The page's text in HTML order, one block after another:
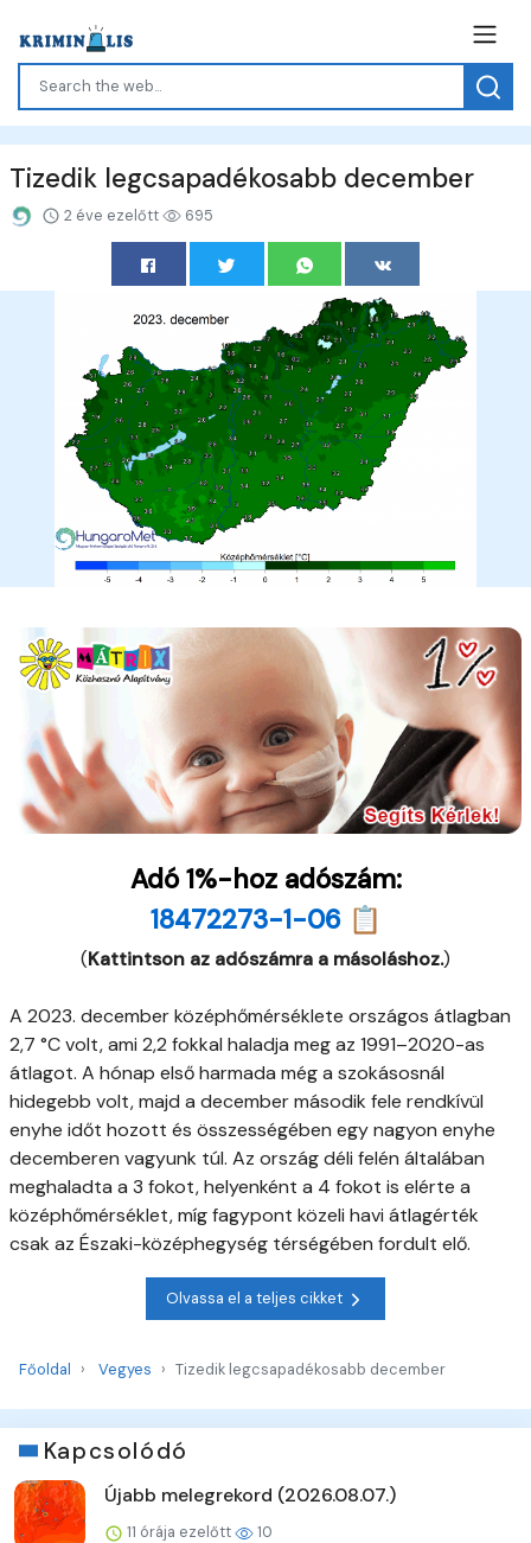
Tizedik legcsapadékosabb december
2 éve ezelőtt 695
Adó 1%-hoz adószám:
18472273-1-06 📋
(Kattintson az adószámra a másoláshoz.)
A 2023. december középhőmérséklete országos átlagban
2,7 °C volt, ami 2,2 fokkal haladja meg az 1991–2020-as
átlagot. A hónap első harmada még a szokásosnál
hidegebb volt, majd a december második fele rendkívül
enyhe időt hozott és összességében egy nagyon enyhe
decemberen vagyunk túl. Az ország déli felén általában
meghaladta a 3 fokot, helyenként a 4 fokot is elérte a
középhőmérséklet, míg fagypont közeli havi átlagérték
csak az Északi-középhegység térségében fordult elő.
Olvassa el a teljes cikket
Főoldal Vegyes Tizedik legcsapadékosabb december
Kapcsolódó
Újabb melegrekord (2026.08.07.)
11 órája ezelőtt 10